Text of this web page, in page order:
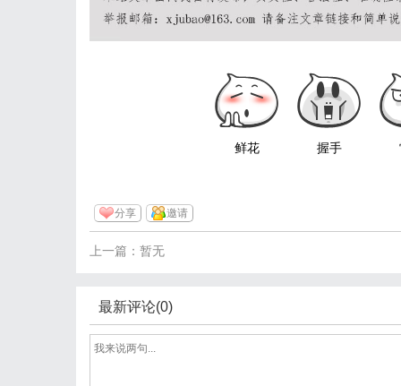
鲜花 握手
分享 邀请
上一篇：暂无
最新评论(0)